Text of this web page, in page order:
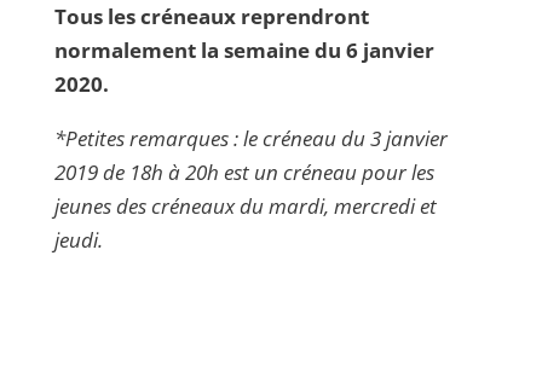
Tous les créneaux reprendront
normalement la semaine du 6 janvier
2020.
*Petites remarques : le créneau du 3 janvier
2019 de 18h à 20h est un créneau pour les
jeunes des créneaux du mardi, mercredi et
jeudi.